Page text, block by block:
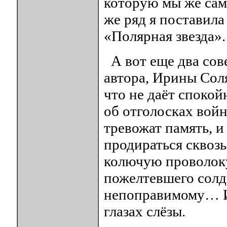
же ряд я
«Полярная звезда».
А вот еще два
автора, Ирины
что не даёт
об отголосках
тревожат память,
продираться
колючую
пожелтевшего
непоправимому…
глазах слёзы.